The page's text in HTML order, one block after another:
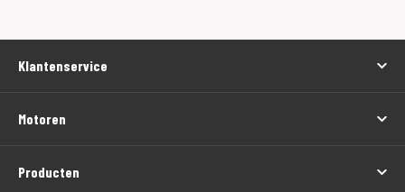
Klantenservice
Motoren
Producten